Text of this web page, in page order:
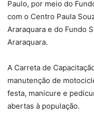
Paulo, por meio do
com o Centro Paula
Araraquara e do Fundo
Araraquara.
A Carreta de
manutenção de
festa, manicure e
abertas à população.